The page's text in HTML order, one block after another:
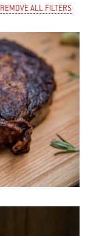
REMOVE ALL FILTERS